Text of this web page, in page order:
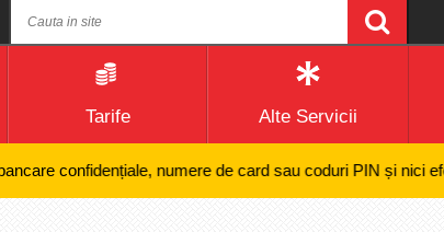
Tarife Alte Servicii
confidențiale, numere de card sau coduri PIN și nici